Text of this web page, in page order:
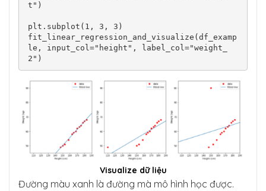
t")
plt.subplot(1, 3, 3)
fit_linear_regression_and_visualize(df_examp
le, input_col="height", label_col="weight_
2")
Visualize dữ liệu
Đường màu xanh là đường mà mô hình học được.